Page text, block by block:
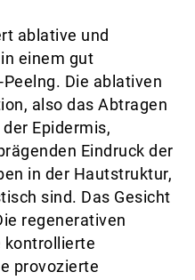
ablative und
einem gut
Die ablativen
also das Abtragen
Epidermis,
Eindruck der
in der Hautstruktur,
sind. Das Gesicht
regenerativen
kontrollierte
provozierte